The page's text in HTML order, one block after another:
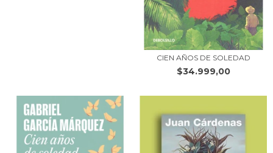
CIEN AÑOS DE SOLEDAD
$34.999,00